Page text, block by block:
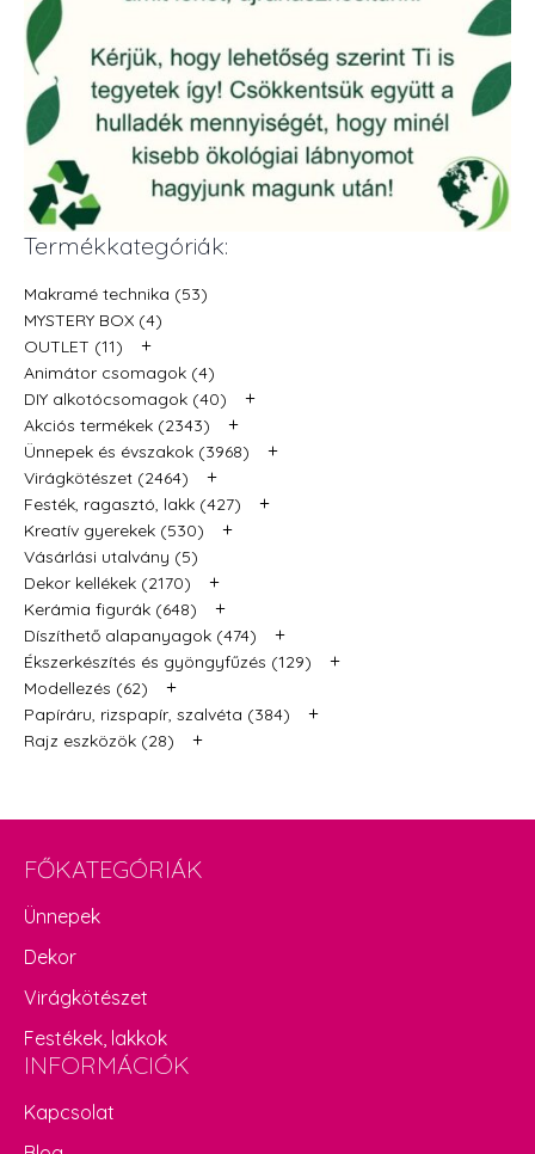
Termékkategóriák:
Makramé technika (53)
MYSTERY BOX (4)
OUTLET (11)
+
Animátor csomagok (4)
DIY alkotócsomagok (40)
+
Akciós termékek (2343) +
Ünnepek és évszakok (3968) +
Virágkötészet (2464) +
Festék, ragasztó, lakk (427) +
Kreatív gyerekek (530) +
Vásárlási utalvány (5)
Dekor kellékek (2170)
+
Kerámia figurák (648) +
Díszíthető alapanyagok (474) +
Ékszerkészítés és gyöngyfűzés (129) +
Modellezés (62) +
Papíráru, rizspapír, szalvéta (384) +
Rajz eszközök (28) +
FŐKATEGÓRIÁK
Ünnepek
Dekor
Virágkötészet
Festékek, lakkok
INFORMÁCIÓK
Kapcsolat